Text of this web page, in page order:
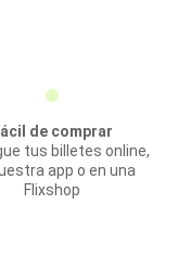
de comprar
tus billetes online,
app o en una
Flixshop